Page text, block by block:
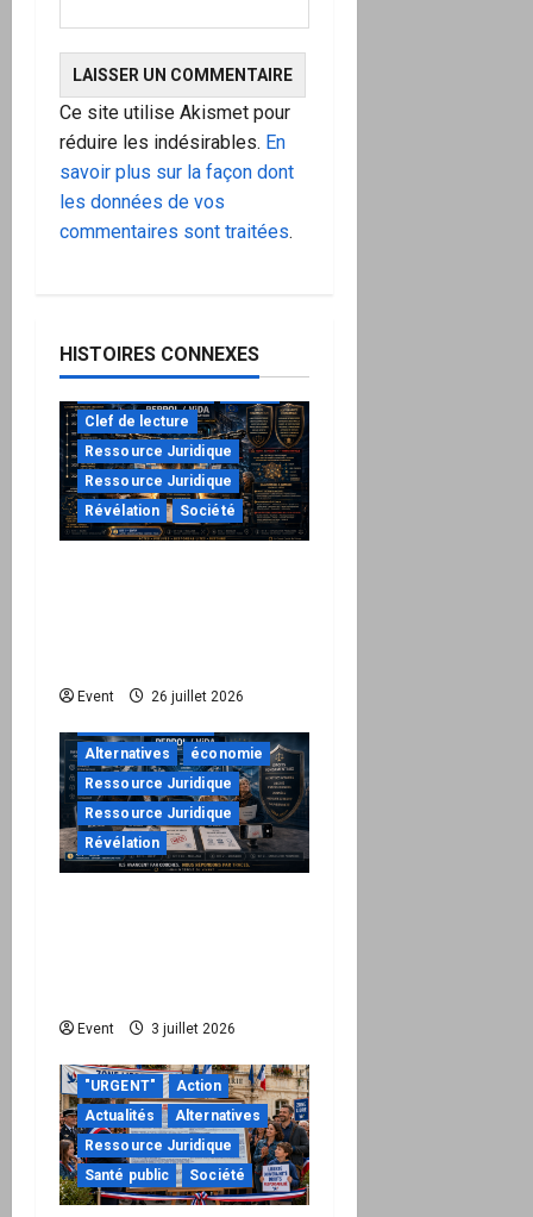
Ce site utilise Akismet pour
réduire les indésirables. En
savoir plus sur la façon dont
les données de vos
commentaires sont traitées.
HISTOIRES CONNEXES
Clef de lecture
Ressource Juridique
Ressource Juridique
Révélation
Société
Event 26 juillet 2026
"URGENT"
Alternatives
économie
Ressource Juridique
Ressource Juridique
Révélation
Event 3 juillet 2026
"URGENT"
Action
Actualités
Alternatives
Ressource Juridique
Santé public
Société